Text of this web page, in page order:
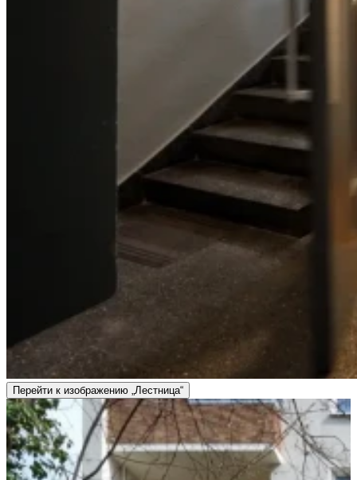
Перейти к изображению „Лестница“